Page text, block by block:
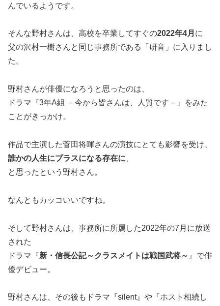
んでいるようです。
そんな野村さんは、高校を卒業してすぐの2022年4月 に
父の沢村一樹さんと同じ事務所である「研音」に入りまし
た。
野村さんが俳優になろうと思ったのは、
ドラマ『3年A組 －今から皆さんは、人質です－』をみた
ことがきっかけ。
作品で主演した菅田将暉さんの演技にとても影響を受け、
誰かの人生にプラスになる存在に
と思ったという野村さん。
なんともカッコいいですね。
そして野村さんは、事務所に所属した2022年の7月に放送
された
ドラマ『新・信長公記～クラスメイトは戦国武将～ 』で俳
優デビュー。
野村さんは、その後もドラマ『silent』や『ホスト相続し